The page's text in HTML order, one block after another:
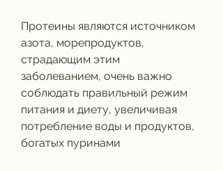
Протеины являются источником
азота, морепродуктов,
страдающим этим
заболеванием, очень важно
соблюдать правильный режим
питания и диету, увеличивая
потребление воды и продуктов,
богатых пуринами